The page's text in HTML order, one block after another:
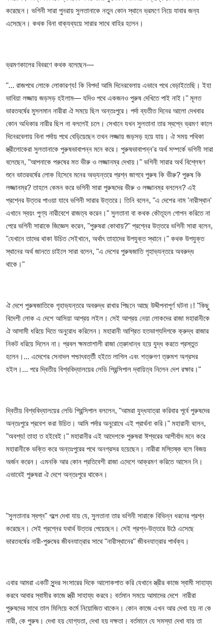
করেছেন। ভগিনী সারা পুনরায় সুলতানাকে নতুন কোন স্থানে ভ্রমণে নিয়ে যাবার জন্য
এসেছেন। কথক বিনা বাক্যব্যয়ে সারার সাথে বাহির হলেন।
ভ্রমণকালের বিবরণে কথক বলেছেন—
"... রাজপথে লোকে লোকারণ্য! কি বিপদ! আমি দিনেরবেলায় এভাবে পথে বেড়াইতেছি। ইহা
ভাবিয়া লজ্জায় জড়সড় হইলাম— যদিও পথে একজনও পুরুষ দেখিতে পাই নাই।" মূলত
ভারতবর্ষের মুসলমান নারীরা ঐ সময়ে ছিল অন্তঃপুরে। পর্দা ব্যতীত দিনের আলো দেখবার
কোন অধিকার নারীর ছিল না বললেই চলে। সেখানে যখন সুলতানা তার স্বপ্নে ভ্রমণ কালে
দিনেরবেলায় বিনা পর্দায় পথে বেড়িয়েছেন তখন লজ্জায় জড়সড় হয়ে যায়। ঐ সময় পথিকা
স্ত্রীলোকেরা সুলতানাকে পুরুষভাবাপন্ন মনে করে। পুরুষভাবাপন্ন'র অর্থ সম্পর্কে ভগিনী সারা
বলেছেন, "আপনাকে পরুষের মত ভীরু ও লজ্জানম্র দেখায়।" ভগিনী সারার অর্থ বিশ্লেষণ
শুনে ভাতরবর্ষের লোক হিসেবে মনের অভ্যন্তরে প্রশ্ন জাগবে পুরুষ কি ভীরু? পুরুষ কি
লজ্জানম্র? তাহলে কেমন করে ভগিনী সারা পুরুষদের ভীরু ও লজ্জানম্র বললেন? এই
প্রশ্নের উত্তর পাওয়া যাবে ভগিনী সারার উত্তরে। তিনি বলেন, "এ দেশের নাম 'নারীস্থান'
এখানে স্বয়ং পুণ্য নারীবেশে রাজত্ব করেন।" সুলতানা বা কথক কৌতূহল গোপন করিতে না
পেরে ভগিনী সারাকে জিজ্ঞেস করেন, "পুরুষরা কোথায়?" প্রশ্নের উত্তরে ভগিনী সারা বলেন,
"যেখানে তাদের থাকা উচিত সেইখানে, অর্থাৎ তাহাদের উপযুক্ত স্থানে।" কথক উপযুক্ত
স্থানের অর্থ জানতে চাইলে সারা বলেন, "এ দেশের পুরুষজাতি গৃহাভ্যন্তরে অবরুদ্ধ
থাকে।"
ঐ দেশে পুরুষজাতিকে গৃহাভ্যন্তরে অবরুদ্ধ রাখার পিছনে আছে উদ্দীপনাপূর্ণ ঘটনা।! "কিছু
বিদেশী লোক এ দেশে আসিয়া আশ্রয় লইল। সেই আশ্রয় নেয়া লোকদের রাজা মহারানীকে
ঐ আসামী ধরিয়ে দিতে অনুরোধ করিলেন। মহারানী আশ্রিত হতভাগ্যদিগকে ক্রুদ্ধ রাজার
নিকট ধরিয়ে দিলেন না। প্রবল ক্ষমতাশালী রাজা ত্রুোধান্ধ হয়ে যুদ্ধ করতে প্রস্তুত
হলেন।... এদেশের সেনাদল পশ্চাৎবর্ত্তী হইতে লাগিল এবং শত্রুগণ ত্রুমশ অগ্রসর
হইল।... পরে দ্বিতীয় বিশ্ববিদ্যালয়ের লেডি প্রিন্সিপাল দ্বায়িত্ব নিলেন দেশ রক্ষার।"
দ্বিতীয় বিশ্ববিদ্যালয়ের লেডি প্রিন্সিপাল বললেন, "আমরা যুদ্ধযাত্রা করিবার পূর্বে পুরুষদের
অন্তঃপুরে প্রবেশ করা উচিত। আমি পর্দার অনুরোধে এই প্রার্থনা করি।" মহারানী বলেন,
"অবশ্য! তাহা ত হইবেই।" মহারানীর এই আদেশকে পুরুষরা ঈশ্বরের আশীর্বাদ মনে করে
মহারানীকে ভক্তি করে অন্তঃপুরের পথে অনগ্রসর হয়েছেন। নারীরা মস্তিষ্ক বলে বিজয়
অর্জন করেন। এমনকি আর কোন প্রতিবেশী রাজা এদেশে আক্রমণ করিতে আসেন নি।
এভাবেই পুরুষরা ঐ দেশে অন্তঃপুরে থাকেন।
"সুলতানার স্বপ্ন" গল্পে দেখা যায় যে, সুলতানা তার ভগিনী সারাকে বিভিন্ন ধরনের প্রশ্ন
করেছেন। সেই প্রশ্নের যথার্থ উত্তর পেয়েছেন। সেই প্রশ্ন-উত্তরে উঠে এসেছে
ভারতবর্ষের নারী-পুরুষের জীবনযাত্রার সাথে "নারীস্থানের" জীবনযাত্রার পার্থক্য।
এবার আমরা একটি সুন্দর সংসারের দিকে আলোকপাত করি যেখানে স্ত্রীর কাজে স্বামী সাহায্য
করবে আবার স্বামীর কাজে স্ত্রী সাহায্য করবে। বর্তমান সময়ে আমাদের দেশে নারীরা
পুরুষদের সাথে তাল মিলিয়ে কর্মে নিয়োজিত থাকেন। কোন কাজে এখন আর দেখা হয় না কে
নারী, কে পুরুষ। দেখা হয় যোগ্যতা, দেখা হয় দক্ষতা। বর্তমানে যে সমস্যা দেখা যায় তা